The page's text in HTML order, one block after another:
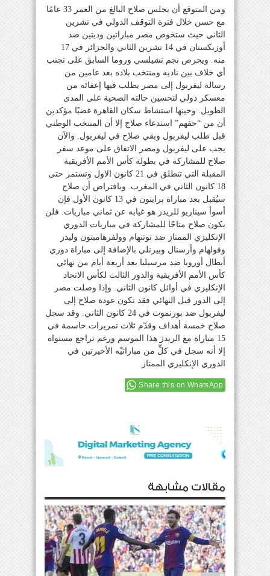
ومن المتوقع أن يجلس صلاح البالغ من العمر 33 عامًا
مع حسن خلال فترة التوقف الدولي في تشرين
الثاني حيث ستخوض مصر مباراتين وديتين ضد
أوزبكستان في 14 تشرين الثاني والجزائر في 17
منه. ويحرص نجم تشيلسي وروما السابق على تجنب
أي خلاف بين ناديه ومنتخب بلاده بعد عامين من
رسالة ليفربول إلى مصر يطلب فيها إعفائه من
معسكر دولي لتحسين حالته الصحية على المدى
الطويل. وحينها استشاط سكان القاهرة غضبًا مؤكدين
أن من “حقهم” استدعاء صلاح إلا أن المنتخب الوطني
قبل طلب ليفربول وبقي صلاح في ليفربول. والآن
يجب على ليفربول ومصر الاتفاق على موعد سفر
صلاح للمشاركة في بطولة كأس الأمم الأفريقية
المقبلة التي تنطلق في 21 كانون الاول وتستمر حتى
18 كانون الثاني في المغرب. وبافتراض أن صلاح
سيُقبل بعد مباراة برايتون في 13 كانون الأول فإن
أسوأ سيناريو للريدز هو غيابه عن ثماني مباريات. فلن
يكون صلاح متاحًا للمشاركة في مباريات الدوري
الإنكليزي الممتاز ضد توتنهام وولفرهامبتون وليدز
وفولهام وأرسنال وبيرنلي بالإضافة إلى مباراة دوري
أبطال أوروبا ضد مرسيليا بعد أربعة أيام من نهائي
كأس الأمم الأفريقية والدور الثالث لكأس الاتحاد
الإنكليزي في أوائل كانون الثاني. وإذا وصلت مصر
إلى الدور قبل النهائي فقد تكون عودة صلاح إلى
ليفربول ضد بورنموث في 24 كانون الثاني. وقد سجل
صلاح خمسة أهداف وقدّم ثلاث تمريرات حاسمة في
15 مباراة مع الريدز هذا الموسم ورغم تراجع مستواه
إلا أنه سجل في كلٍّ من مباراتيْه الأخيرتين في
الدوري الإنكليزي الممتاز.
Share this on WhatsApp
مقالات مشابهة